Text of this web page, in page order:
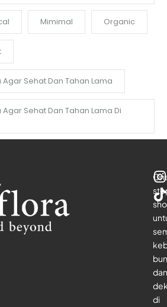
Mimimal Organic
Sehat Dan Tahan Lama
Sehat Dan Tahan Lama Di
dan
di